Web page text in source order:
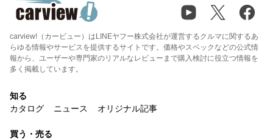
carview!（カービュー）はLINEヤフー株式会社が運営するクルマに関するあ
らゆる情報やサービスを提供するサイトです。価格やスペックなどの公式情
報から、ユーザーや専門家のリアルなレビューまで購入検討に役立つ情報を
多く掲載しています。
知る
カタログ
ニュース オリジナル記事
買う・売る